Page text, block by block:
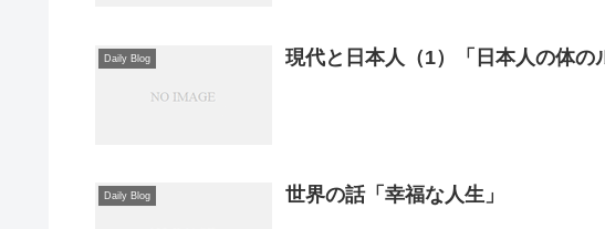
Daily Blog 現代と日本人（1）「日本人の体の
Daily Blog 世界の話「幸福な人生」